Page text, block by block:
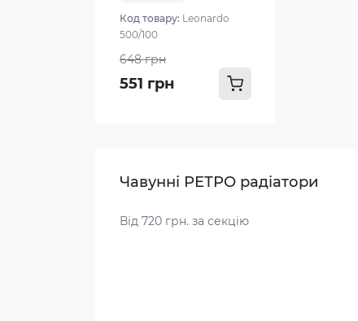
Код товару: Leonardo
500/100
648 грн
551 грн
Чавунні РЕТРО радіатори
Від 720 грн. за секцію